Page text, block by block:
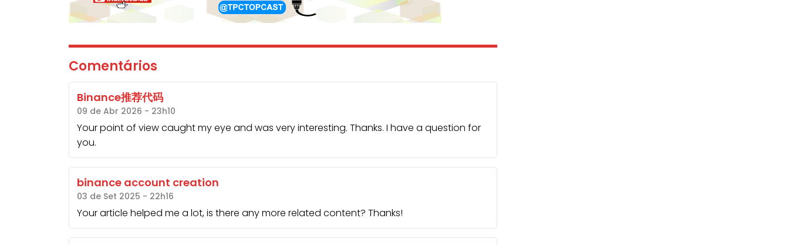
Comentários
Binance推荐代码
09 de Abr 2026 - 23h10
Your point of view caught my eye and was very interesting. Thanks. I have a question for
you.
binance account creation
03 de Set 2025 - 22h16
Your article helped me a lot, is there any more related content? Thanks!